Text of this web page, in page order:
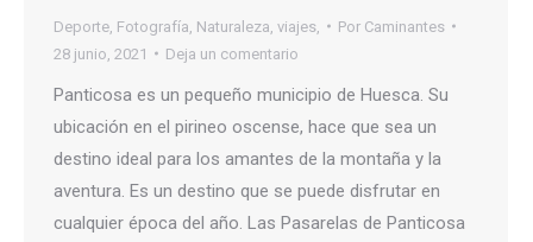
Deporte Fotografía Naturaleza viajes, Por Caminantes
28 junio, 2021
Deja un comentario
Panticosa es un pequeño municipio de Huesca. Su
ubicación en el pirineo oscense, hace que sea un
destino ideal para los amantes de la montaña y la
aventura. Es un destino que se puede disfrutar en
cualquier época del año. Las Pasarelas de Panticosa